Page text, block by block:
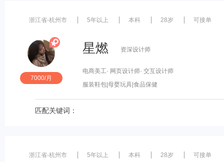
浙江省-杭州市 5年以上 本科 28岁 可接单
7000/月
星燃 资深设计师
电商美工· 网页设计师· 交互设计师
服装鞋包 |母婴玩具 |食品保健
匹配关键词：
浙江省-杭州市 5年以上 本科 28岁 可接单